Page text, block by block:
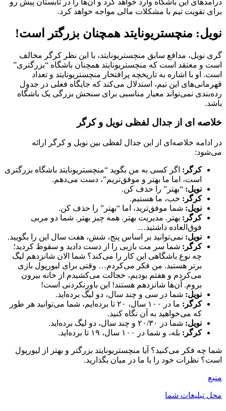
برای تقویت تیم با مشکلات مالی مواجه خواهد کرد.
نویل: منچستریونایتد همچنان بزرگتر است!
گری نویل، مدافع سابق منچستریونایتد، با این نظر کرگر مخالف
است و معتقد است که منچستریونایتد همچنان باشگاه “بزرگتری”
است. او با اشاره به تاریخچه پرافتخار منچستریونایتد و تعداد
قهرمانی‌های این تیم، استدلال می‌کند که جایگاه فعلی در جدول
رده‌بندی نمی‌تواند معیار مناسبی برای سنجش بزرگی یک باشگاه
باشد.
خلاصه ای از جدال لفظی نویل و کرگر
در ادامه خلاصه‌ای از این جدال لفظی بین نویل و کرگر ارائه
می‌شود:
کرگر: اگر کسی به من بگوید “منچستریونایتد باشگاه بزرگتری
است، اما ما بهتر و موفق‌تریم”، دست می‌دهم.
نویل: “بهتر” را حذف کن.
کرگر: خب، ما هستیم.
نویل: شما موفق‌ترید، اما “بهتر” را حذف کن.
کرگر: بهتر. مدیریت بهتر. همه چیز بهتر. شما دو مربی
فوق‌العاده داشتید…
نویل: نمی‌توانید بر اساس پنج، شش، هفت سال این را بگویید.
کرگر: شما سر مت بازبی را از دست دادید و سقوط کردید؛
چه نوع باشگاهی این کار را می‌کند؟ شما الان شانزدهم لیگ
برتر هستید. من فکر می‌کردم… وقتی برای لیورپول بازی
می‌کردم و هفتم بودیم، خجالت می‌کشیدم از خانه بیرون
بروم. آن‌ها شانزدهم هستند! این باورنکردنی است!
نویل: شما در سی و چند سال، دو لیگ برده‌اید.
کرگر:
ما در ۱۰۰ سال، ۲۰ تا برده‌ایم، شما می‌توانید هر طور
که می‌خواهید به آن نگاه کنید.
نویل: شما در ۲۰/۳۰ و چند سال، دو لیگ برده‌اید.
کرگر: بله، و شما در ۱۰۰ سال، ۱۹ تا برده‌اید.
شما چه فکر می‌کنید؟ آیا منچستریونایتد بزرگتر و بهتر از لیورپول
است؟ نظرات خود را با ما در میان بگذارید.
منبع
محل تبلیغات شما